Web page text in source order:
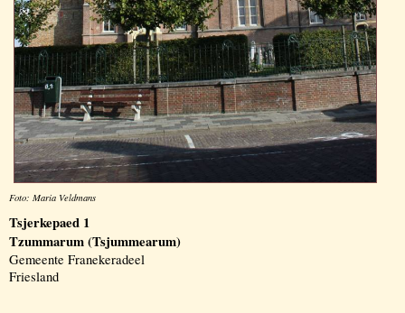
Foto: Maria Veldmans
Tsjerkepaed 1
Tzummarum (Tsjummearum)
Gemeente Franekeradeel
Friesland